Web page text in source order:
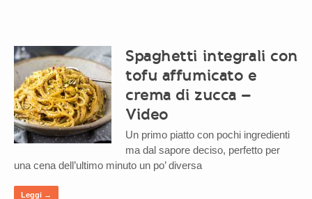
Spaghetti integrali con
tofu affumicato e
crema di zucca –
Video
Un primo piatto con pochi ingredienti
ma dal sapore deciso, perfetto per
una cena dell’ultimo minuto un po’ diversa
Leggi →